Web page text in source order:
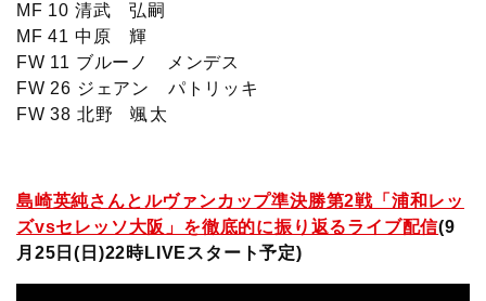
MF 10 清武 弘嗣
MF 41 中原 輝
FW 11 ブルーノ メンデス
FW 26 ジェアン パトリッキ
FW 38 北野 颯太
島崎英純さんとルヴァンカップ準決勝第2戦「浦和レッ
ズvsセレッソ大阪」を徹底的に振り返るライブ配信(9
月25日(日)22時LIVEスタート予定)